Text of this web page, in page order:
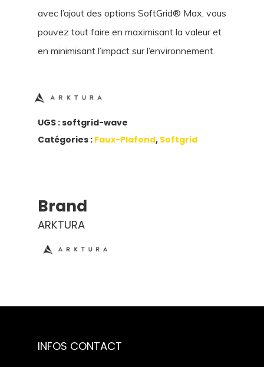
avec l’ajout des options SoftGrid® Max, vous
pouvez tout faire en maximisant la valeur et
en minimisant l’impact sur l’environnement.
UGS :softgrid-wave
Catégories : Faux-Plafond, Softgrid
Brand
ARKTURA
INFOS CONTACT